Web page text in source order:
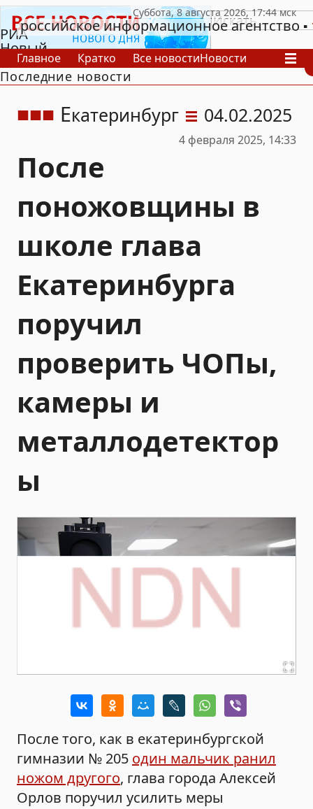
РИА
Новый
День
российское информационное агентство
Главное Кратко Все новостиНовости
В России
В мире
Последние новости
Екатеринбург 04.02.2025
4 февраля 2025, 14:33
После
поножовщины в
школе глава
Екатеринбурга
поручил
проверить ЧОПы,
камеры и
металлодетектор
ы
После того, как в екатеринбургской
гимназии № 205 один мальчик ранил
ножом другого, глава города Алексей
Орлов поручил усилить меры